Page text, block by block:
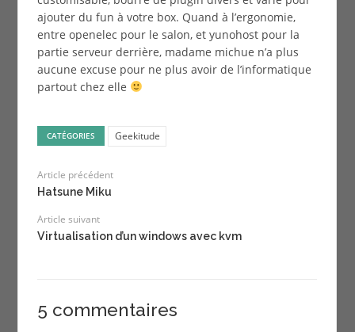
ajouter du fun à votre box. Quand à l’ergonomie,
entre openelec pour le salon, et yunohost pour la
partie serveur derrière, madame michue n’a plus
aucune excuse pour ne plus avoir de l’informatique
partout chez elle
CATÉGORIES Geekitude
Article précédent
Hatsune Miku
Article suivant
Virtualisation d’un windows avec kvm
5 commentaires